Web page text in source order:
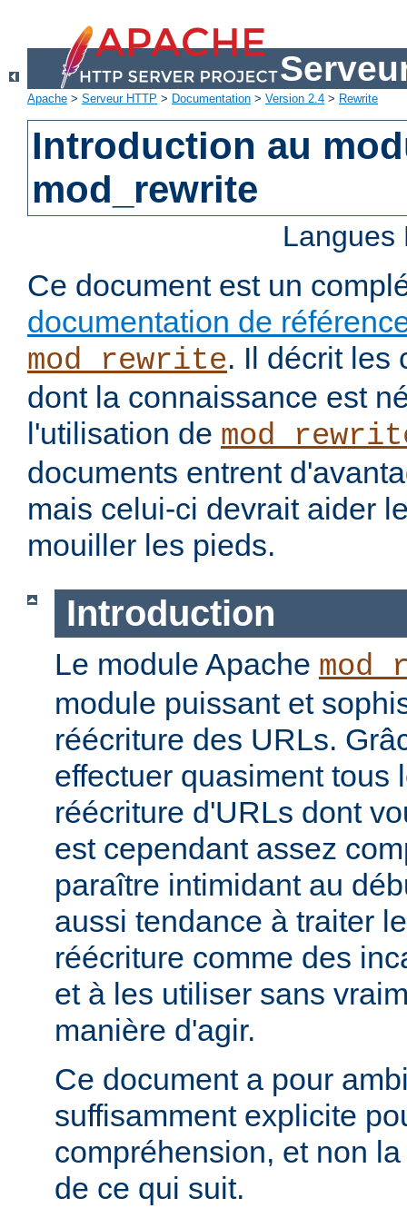
Apache > Serveur HTTP > Documentation > Version 2.4 > Rewrite
Introduction au
mod_rewrite
Ce document est un
documentation de
mod_rewrite. Il décrit les
dont la connaissance est
l'utilisation de
documents entrent
mais celui-ci devrait aider
mouiller les pieds.
Introduction
Le module Apache
module puissant et
réécriture des URLs.
effectuer quasiment tous
réécriture d'URLs dont
est cependant assez
paraître intimidant au
aussi tendance à traiter
réécriture comme des
et à les utiliser sans
manière d'agir.
Ce document a pour
suffisamment explicite
compréhension, et non
de ce qui suit.